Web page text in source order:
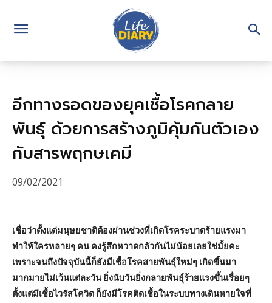
อีกทางรอดของยุคเชื้อโรคกลาย
พันธุ์ ด้วยการสร้างภูมิคุ้มกันตัวเอง
กับสารพฤกษเคมี
09/02/2021
เชื่อว่าตั้งแต่มนุษยชาติต้องผ่านช่วงที่เกิดโรคระบาดร้ายแรงมา
ทำให้ใครหลายๆ คน คงรู้สึกหวาดกลัวกันไม่น้อยเลยใช่มั้ยคะ
เพราะจนถึงปัจจุบันนี้ก็ยังมีเชื้อโรคสายพันธุ์ใหม่ๆ เกิดขึ้นมา
มากมายไม่เว้นแต่ละวัน ยิ่งนับวันยิ่งกลายพันธุ์ร้ายแรงขึ้นเรื่อยๆ
ตั้งแต่มีเชื้อไวรัสโควิด ก็ยังมีโรคติดเชื้อในระบบทางเดินหายใจที่